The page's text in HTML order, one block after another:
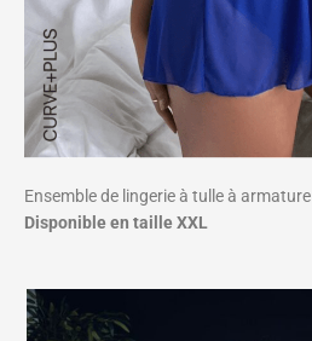
Ensemble de lingerie à tulle à armature
Disponible en taille XXL